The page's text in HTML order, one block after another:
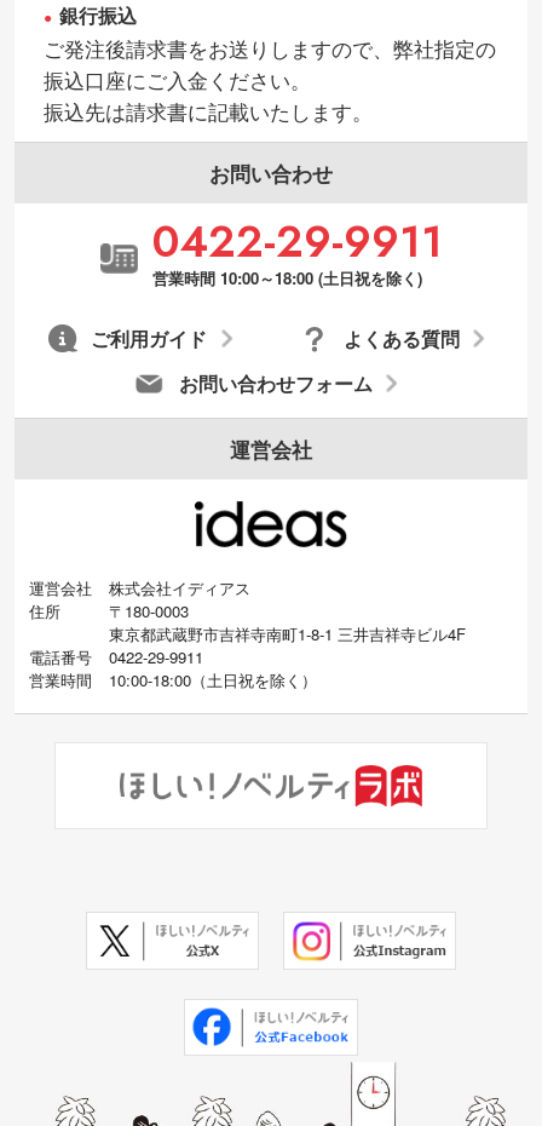
銀行振込
ご発注後請求書をお送りしますので、弊社指定の
振込口座にご入金ください。
振込先は請求書に記載いたします。
お問い合わせ
0422-29-9911
営業時間 10:00～18:00 (土日祝を除く)
お問い合わせフォーム
よくある質問
ご利用ガイド
運営会社
運営会社
株式会社イディアス
住所
〒180-0003
東京都武蔵野市吉祥寺南町1-8-1 三井吉祥寺ビル4F
電話番号
0422-29-9911
営業時間
10:00-18:00（土日祝を除く）